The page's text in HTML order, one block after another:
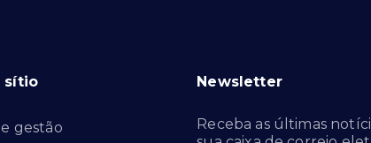
sítio
gestão
Newsletter
Receba as últimas